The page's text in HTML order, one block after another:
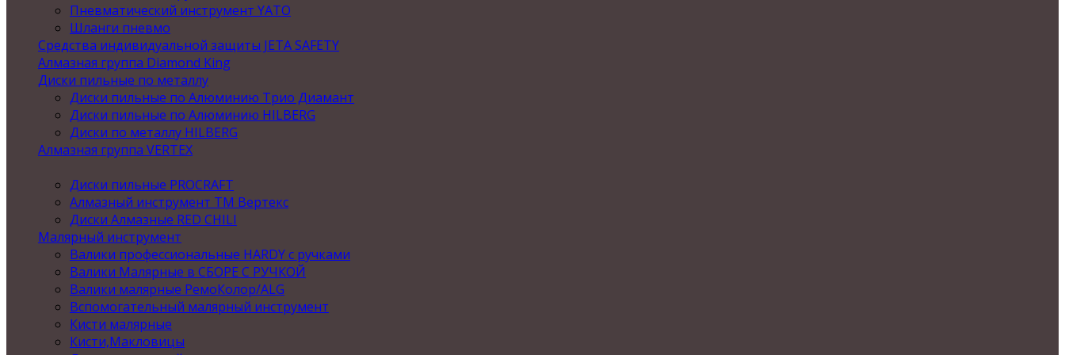
Пневматический инструмент YATO
Шланги пневмо
Средства индивидуальной защиты JETA SAFETY
Алмазная группа Diamond King
Диски пильные по металлу
Диски пильные по Алюминию Трио Диамант
Диски пильные по Алюминию HILBERG
Диски по металлу HILBERG
Алмазная группа VERTEX
Диски пильные PROCRAFT
Алмазный инструмент ТМ Вертекс
Диски Алмазные RED CHILI
Малярный инструмент
Валики профессиональные HARDY с ручками
Валики Малярные в СБОРЕ С РУЧКОЙ
Валики малярные РемоКолор/ALG
Вспомогательный малярный инструмент
Кисти малярные
Кисти,Макловицы